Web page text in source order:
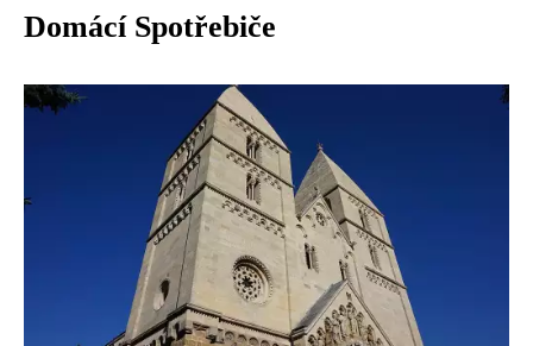
Domácí Spotřebiče